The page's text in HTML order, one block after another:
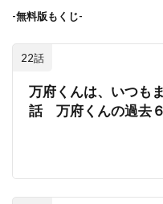
-無料版もくじ-
22話
万府くんは、いつも
話 万府くんの過去６